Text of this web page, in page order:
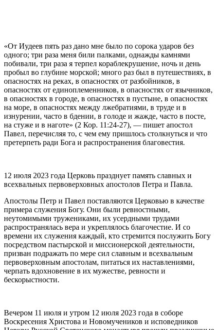
«От Иудеев пять раз дано мне было по сорока ударов без
одного; три раза меня били палками, однажды камнями
побивали, три раза я терпел кораблекрушение, ночь и день
пробыл во глубине морской; много раз был в путешествиях, в
опасностях на реках, в опасностях от разбойников, в
опасностях от единоплеменников, в опасностях от язычников,
в опасностях в городе, в опасностях в пустыне, в опасностях
на море, в опасностях между лжебратиями, в труде и в
изнурении, часто в бдении, в голоде и жажде, часто в посте,
на стуже и в наготе» (2 Кор. 11:24-27), — пишет апостол
Павел, перечисляя то, с чем ему пришлось столкнуться и что
претерпеть ради Бога и распространения благовестия.
12 июля 2023 года Церковь празднует память славных и
всехвальных первоверховных апостолов Петра и Павла.
Апостолы Петр и Павел поставляются Церковью в качестве
примера служения Богу. Они были ревностными,
неутомимыми тружениками, их усердными трудами
распространялась вера и укреплялось благочестие. И со
времени их служения каждый, кто стремится послужить Богу
посредством пастырской и миссионерской деятельности,
призван подражать по мере сил славным и всехвальным
первоверховным апостолам, питаться их наставлениями,
черпать вдохновение в их мужестве, ревности и
бескорыстности.
Вечером 11 июля и утром 12 июля 2023 года в соборе
Воскресения Христова и Новомучеников и исповедников